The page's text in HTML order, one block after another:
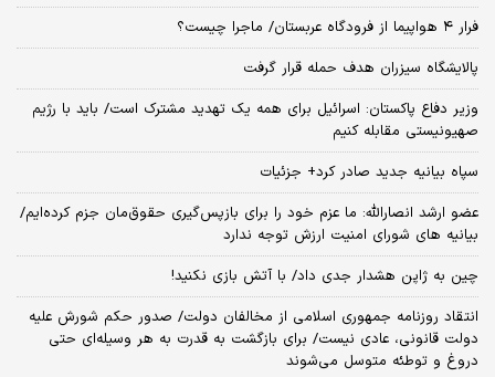
فرار ۴ هواپیما از فرودگاه عربستان/ ماجرا چیست؟
پالایشگاه سیزران هدف حمله قرار گرفت
وزیر دفاع پاکستان: اسرائیل برای همه یک تهدید مشترک است/ باید با رژیم
صهیونیستی مقابله کنیم
سپاه بیانیه جدید صادر کرد+ جزئیات
عضو ارشد انصارالله: ما عزم خود را برای بازپس‌گیری حقوق‌مان جزم کرده‌ایم/
بیانیه‌ های شورای امنیت ارزش توجه ندارد
چین به ژاپن هشدار جدی داد/ با آتش بازی نکنید!
انتقاد روزنامه جمهوری اسلامی از مخالفان دولت/ صدور حکم شورش علیه
دولت قانونی، عادی نیست/ برای بازگشت به قدرت به هر وسیله‌ای حتی
دروغ و توطئه متوسل می‌شوند